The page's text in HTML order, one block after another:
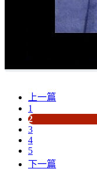
上一篇
1
2
3
4
5
下一篇